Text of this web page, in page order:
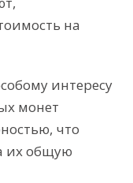
на
интересу
монет
что
их общую